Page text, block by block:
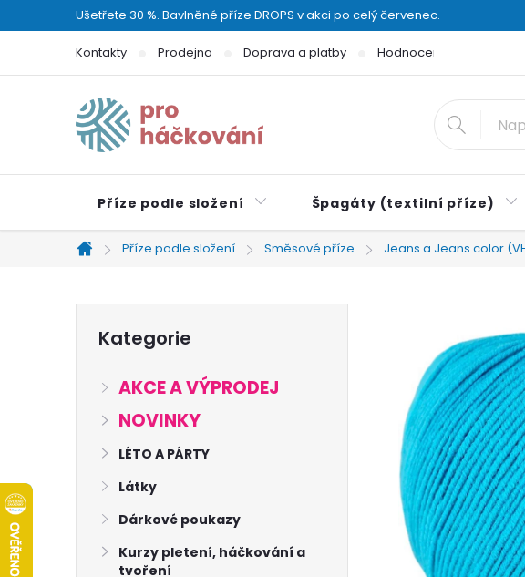
na
Ušetřete 30 %. Bavlněné příze DROPS v akci po celý červenec.
Kontakty Prodejna Doprava a platby Hodnocení obchodu
Příze podle složení Špagáty (textilní příze)
Domů
Příze podle složení Směsové příze Jeans a Jeans color
kategorie
Kategorie
AKCE A VÝPRODEJ
NOVINKY
LÉTO A PÁRTY
Látky
Dárkové poukazy
Kurzy pletení, háčkování a
tvoření